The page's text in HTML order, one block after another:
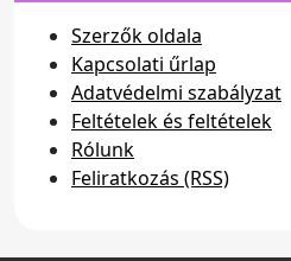
Szerzők oldala
Kapcsolati űrlap
Adatvédelmi szabályzat
Feltételek és feltételek
Rólunk
Feliratkozás (RSS)